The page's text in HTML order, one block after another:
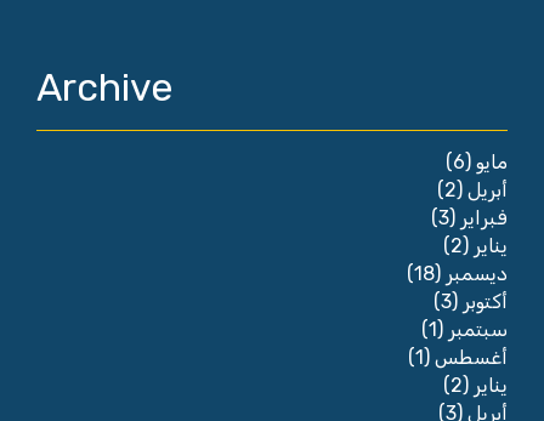
Archive
مايو (6)
أبريل (2)
فبراير (3)
يناير (2)
ديسمبر (18)
أكتوبر (3)
سبتمبر (1)
أغسطس (1)
يناير (2)
أبريل (3)